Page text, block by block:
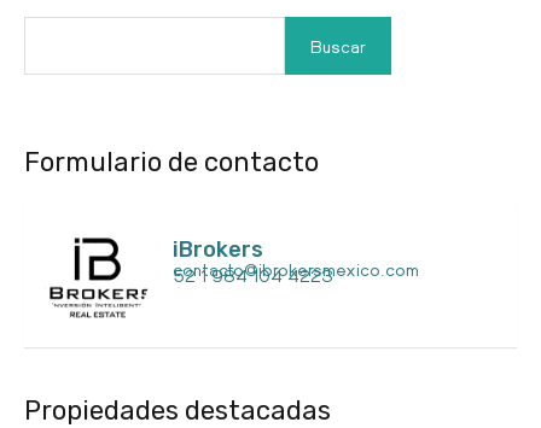
Buscar
Formulario de contacto
iBrokers
contacto@ibrokersmexico.com
52 1 984 104 4223
Propiedades destacadas